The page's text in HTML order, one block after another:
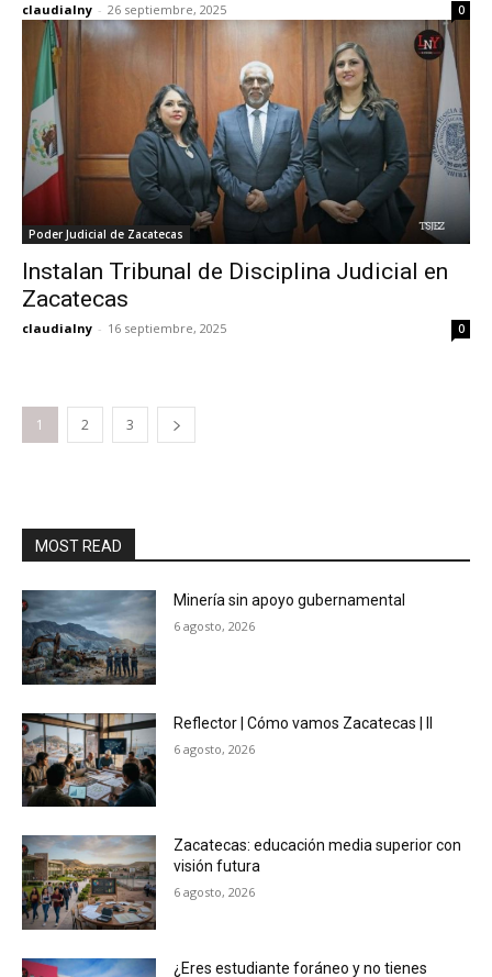
claudialny - 26 septiembre, 2025 0
Poder Judicial de Zacatecas
Instalan Tribunal de Disciplina Judicial en
Zacatecas
claudialny - 16 septiembre, 2025 0
1 2 3
MOST READ
Minería sin apoyo gubernamental
6 agosto, 2026
Reflector | Cómo vamos Zacatecas | II
6 agosto, 2026
Zacatecas: educación media superior con
visión futura
6 agosto, 2026
¿Eres estudiante foráneo y no tienes